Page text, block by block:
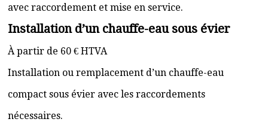
avec raccordement et mise en service.
Installation d’un chauffe-eau sous évier
À partir de 60 € HTVA
Installation ou remplacement d’un chauffe-eau
compact sous évier avec les raccordements
nécessaires.